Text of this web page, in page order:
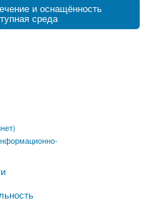
и оснащённость
среда